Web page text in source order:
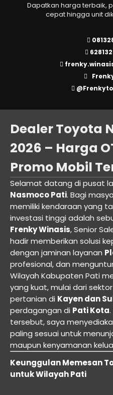
Dapatkan harga terbaik,
cepat hingga unit
Dealer Toyota
2026 – Harga
Promo Mobil
Selamat datang di pusat
Nasmoco Pati. Bagi
memiliki kendaraan yang
investasi tinggi adalah
Frenky Winasis, Senior
hadir memberikan solusi
dengan jaminan layanan
profesional, dan
Wilayah Kabupaten Pati
yang kuat, mulai dari
pertanian di Kayen dan
perdagangan di Pati Kota
tersebut, saya
paling sesuai untuk
maupun kenyamanan
Keunggulan Memesan
untuk Wilayah Pati